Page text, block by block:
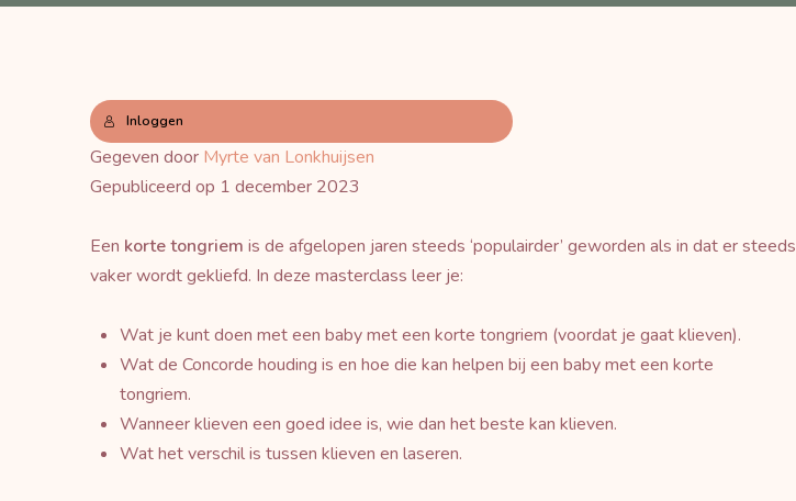
Inloggen
Gegeven door Myrte van Lonkhuijsen
Gepubliceerd op 1 december 2023
Een korte tongriem is de afgelopen jaren steeds ‘populairder’ geworden als in dat er steeds
vaker wordt gekliefd. In deze masterclass leer je:
Wat je kunt doen met een baby met een korte tongriem (voordat je gaat klieven).
Wat de Concorde houding is en hoe die kan helpen bij een baby met een korte
tongriem.
Wanneer klieven een goed idee is, wie dan het beste kan klieven.
Wat het verschil is tussen klieven en laseren.